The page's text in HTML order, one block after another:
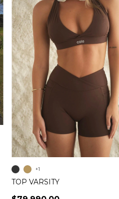
TOP VARSITY
+1